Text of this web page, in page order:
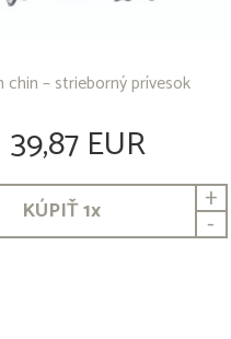
chin – strieborný prívesok
39,87 EUR
KÚPIŤ1x +
-